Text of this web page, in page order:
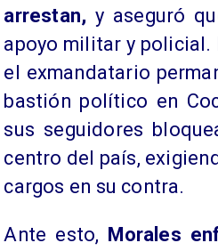
arrestan,y aseguró
apoyo militar y policial.
el exmandatario
bastión político en
sus seguidores
centro del país,
cargos en su contra.
Ante esto, Morales